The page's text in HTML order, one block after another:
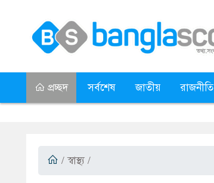
প্রচ্ছদ সর্বশেষ জাতীয় রাজনীতি
/ স্বাস্থ্য /